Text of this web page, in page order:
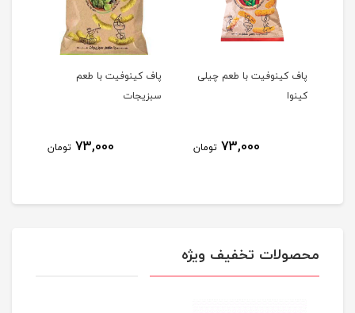
پاف کینوفیت با طعم چیلی
کینوا
73,000 تومان
پاف کینوفیت با طعم
سبزیجات
73,000 تومان
محصولات تخفیف ویژه